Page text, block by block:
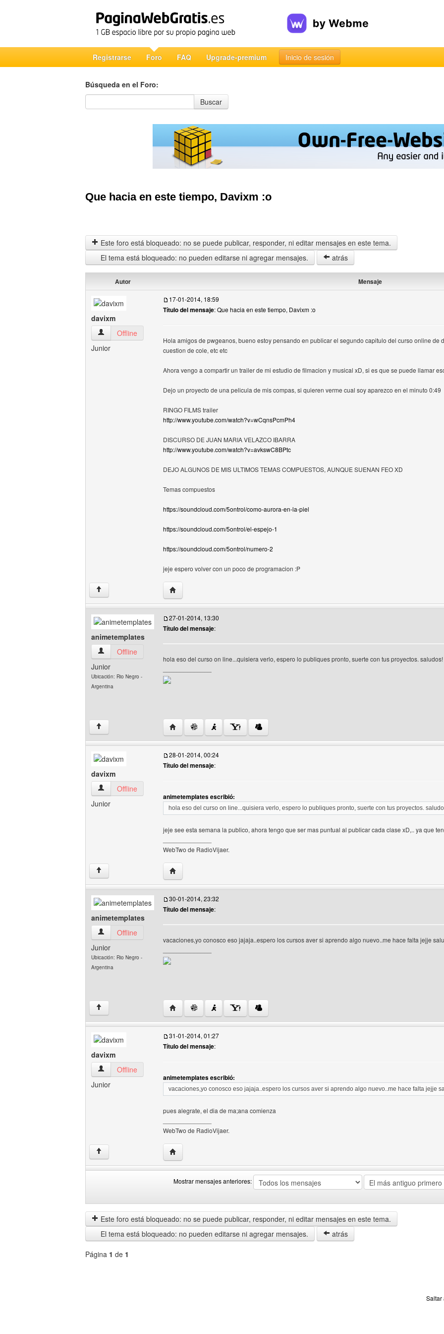
Registrarse Foro FAQ Upgrade-premium Inicio de sesión
Búsqueda en el Foro:
Búsqueda en el Foro
Buscar
Que hacia en este tiempo, Davixm :o
Este foro está bloqueado: no se puede publicar, responder, ni editar mensajes en este tema.
El tema está bloqueado: no pueden editarse ni agregar mensajes.
atrás
Autor Mensaje
davixm
davixm Ver perfil del usuario
Offline
Junior
17-01-2014, 18:59
Título del mensaje: Que hacia en este tiempo, Davixm :o
Hola amigos de pwgeanos, bueno estoy pensando en publicar el segundo capitulo del curso online de
cuestion de cole, etc etc
Ahora vengo a compartir un trailer de mi estudio de filmacion y musical xD, si es que se puede llamar
Dejo un proyecto de una pelicula de mis compas, si quieren verme cual soy aparezco en el minuto 0:49
RINGO FILMS trailer
http://www.youtube.com/watch?v=wCqnsPcmPh4
DISCURSO DE JUAN MARIA VELAZCO IBARRA
http://www.youtube.com/watch?v=avkswC8BPtc
DEJO ALGUNOS DE MIS ULTIMOS TEMAS COMPUESTOS, AUNQUE SUENAN FEO XD
Temas compuestos
https://soundcloud.com/5ontrol/como-aurora-en-la-piel
https://soundcloud.com/5ontrol/el-espejo-1
https://soundcloud.com/5ontrol/numero-2
jeje espero volver con un poco de programacion :P
↑ Visitar sitio web del autor: davixm
animetemplates
animetemplates Ver perfil del usuario
Offline
Junior
Ubicación: Rio Negro -
Argentina
27-01-2014, 13:30
Título del mensaje:
hola eso del curso on line...quisiera verlo, espero lo publiques pronto, suerte con tus proyectos. saludos!
↑ Visitar sitio web del autor: animetemplates
davixm
davixm Ver perfil del usuario
Offline
Junior
28-01-2014, 00:24
Título del mensaje:
animetemplates escribió:
hola eso del curso on line...quisiera verlo, espero lo publiques pronto, suerte con tus proyectos.
jeje see esta semana la publico, ahora tengo que ser mas puntual al publicar cada clase xD,.. ya que
WebTwo de RadioVijaer.
↑ Visitar sitio web del autor: davixm
animetemplates
animetemplates Ver perfil del usuario
Offline
Junior
Ubicación: Rio Negro -
Argentina
30-01-2014, 23:32
Título del mensaje:
vacaciones,yo conosco eso jajaja..espero los cursos aver si aprendo algo nuevo..me hace falta jejje
↑ Visitar sitio web del autor: animetemplates
davixm
davixm Ver perfil del usuario
Offline
Junior
31-01-2014, 01:27
Título del mensaje:
animetemplates escribió:
vacaciones,yo conosco eso jajaja..espero los cursos aver si aprendo algo nuevo..me hace falta jejje
pues alegrate, el dia de ma;ana comienza
WebTwo de RadioVijaer.
↑ Visitar sitio web del autor: davixm
Mostrar mensajes anteriores:
mensajes
anteriores
by
Este foro está bloqueado: no se puede publicar, responder, ni editar mensajes en este tema.
El tema está bloqueado: no pueden editarse ni agregar mensajes.
atrás
Página 1 de 1
Saltar